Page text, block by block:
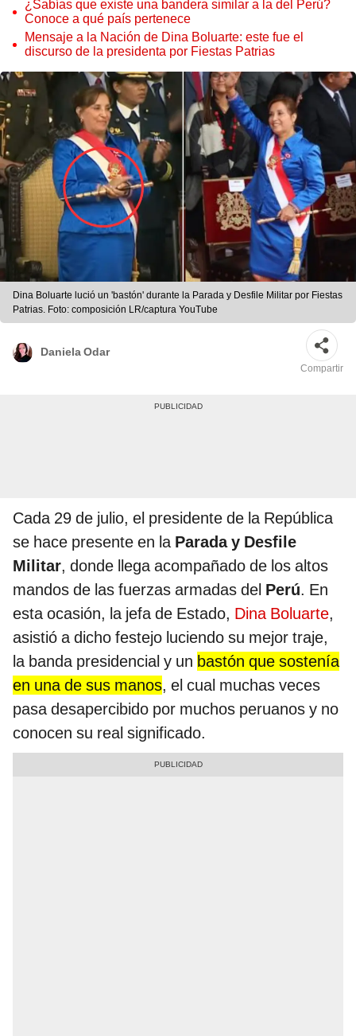
¿Sabías que existe una bandera similar a la del Perú?
Conoce a qué país pertenece
Mensaje a la Nación de Dina Boluarte: este fue el
discurso de la presidenta por Fiestas Patrias
Dina Boluarte lució un 'bastón' durante la Parada y Desfile Militar por Fiestas
Patrias. Foto: composición LR/captura YouTube
Daniela Odar
Compartir
Cada 29 de julio, el presidente de la República
se hace presente en la Parada y Desfile
Militar, donde llega acompañado de los altos
mandos de las fuerzas armadas del Perú. En
esta ocasión, la jefa de Estado, Dina Boluarte,
asistió a dicho festejo luciendo su mejor traje,
la banda presidencial y un bastón que sostenía
en una de sus manos, el cual muchas veces
pasa desapercibido por muchos peruanos y no
conocen su real significado.